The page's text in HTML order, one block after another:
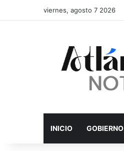
viernes, agosto 7 2026
INICIO GOBIERNO